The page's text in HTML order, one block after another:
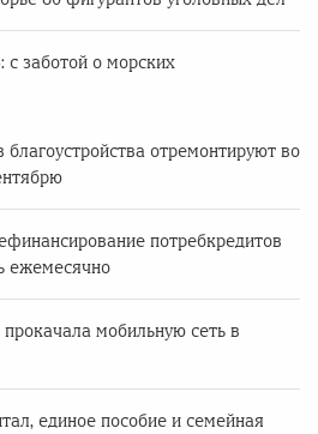
с заботой о морских
благоустройства отремонтируют во
потребкредитов
ежемесячно
мобильную сеть в
единое пособие и семейная